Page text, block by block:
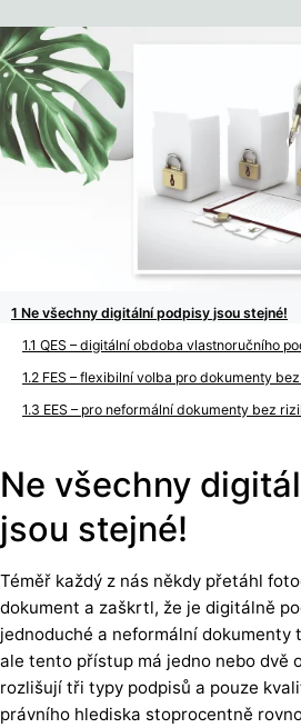
Ne všechny digitální podpisy jsou stejné!
QES – digitální obdoba vlastnoručního
FES – flexibilní volba pro dokumenty
EES – pro neformální dokumenty bez
Ne všechny
jsou stejné!
Téměř každý z nás někdy přetáhl
dokument a zaškrtl, že je digitálně
jednoduché a neformální dokumenty
ale tento přístup má jedno nebo dvě
rozlišují tři typy podpisů a pouze
právního hlediska stoprocentně